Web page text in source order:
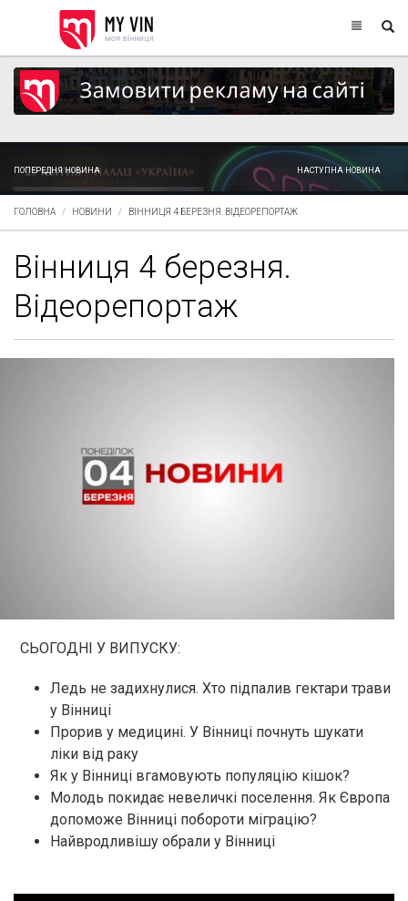
ПОПЕРЕДНЯ НОВИНА НАСТУПНА НОВИНА
ГОЛОВНА НОВИНИ ВІННИЦЯ 4 БЕРЕЗНЯ. ВІДЕОРЕПОРТАЖ
Вінниця 4 березня.
Відеорепортаж
СЬОГОДНІ У ВИПУСКУ:
Ледь не задихнулися. Хто підпалив гектари трави
у Вінниці
Прорив у медицині. У Вінниці почнуть шукати
ліки від раку
Як у Вінниці вгамовують популяцію кішок?
Молодь покидає невеличкі поселення. Як Європа
допоможе Вінниці побороти міграцію?
Найвродливішу обрали у Вінниці